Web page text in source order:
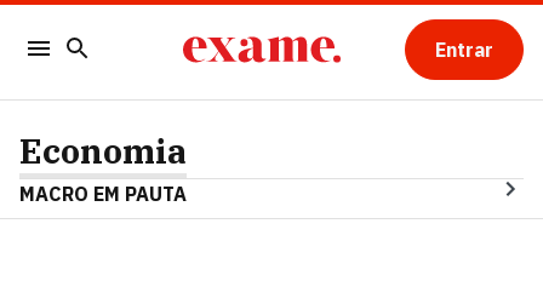
Entrar
Economia
MACRO EM PAUTA